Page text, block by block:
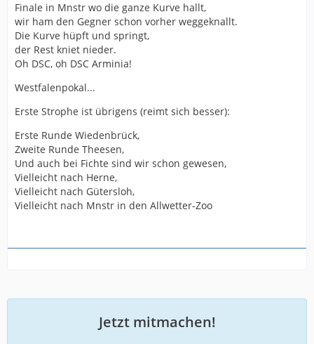
Finale in Mnstr wo die ganze Kurve hallt,
wir ham den Gegner schon vorher weggeknallt.
Die Kurve hüpft und springt,
der Rest kniet nieder.
Oh DSC, oh DSC Arminia!
Westfalenpokal...
Erste Strophe ist übrigens (reimt sich besser):
Erste Runde Wiedenbrück,
Zweite Runde Theesen,
Und auch bei Fichte sind wir schon gewesen,
Vielleicht nach Herne,
Vielleicht nach Gütersloh,
Vielleicht nach Mnstr in den Allwetter-Zoo
Jetzt mitmachen!